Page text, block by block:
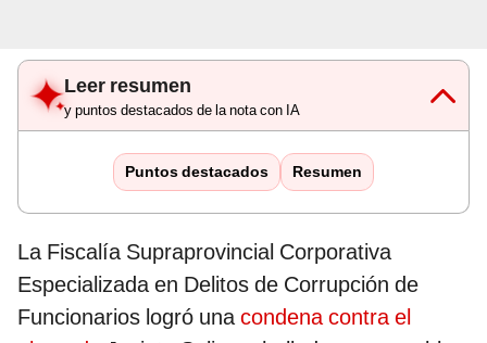
Leer resumen
y puntos destacados de la nota con IA
Puntos destacados Resumen
La Fiscalía Supraprovincial Corporativa
Especializada en Delitos de Corrupción de
Funcionarios logró unacondena contra el